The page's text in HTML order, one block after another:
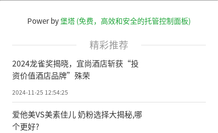
Power by堡塔 (免费，高效和安全的托管控制面板)
精彩推荐
2024龙雀奖揭晓，宜尚酒店斩获“投
资价值酒店品牌”殊荣
2024-11-25 12:54:25
爱他美VS美素佳儿 奶粉选择大揭秘,哪
个更好?